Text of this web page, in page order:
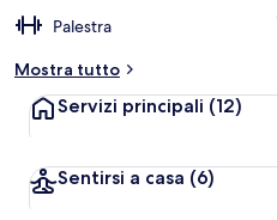
Palestra
Mostra tutto
Servizi principali (12)
Sentirsi a casa (6)